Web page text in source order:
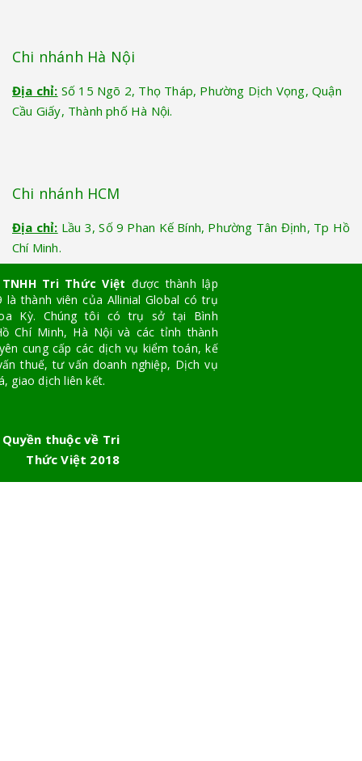
Chi nhánh Hà Nội
Địa chỉ: Số 15 Ngõ 2, Thọ Tháp, Phường Dịch Vọng, Quận
Cầu Giấy, Thành phố Hà Nội.
Chi nhánh HCM
Địa chỉ: Lầu 3, Số 9 Phan Kế Bính, Phường Tân Định, Tp Hồ
Chí Minh.
Tri Thức Việt được thành lập
là thành viên của Allinial Global có trụ
Kỳ. Chúng tôi có trụ sở tại Bình
Chí Minh, Hà Nội và các tỉnh thành
cung cấp các dịch vụ kiểm toán, kế
thuế, tư vấn doanh nghiệp, Dịch vụ
giao dịch liên kết.
Quyền thuộc về Tri
Thức Việt 2018